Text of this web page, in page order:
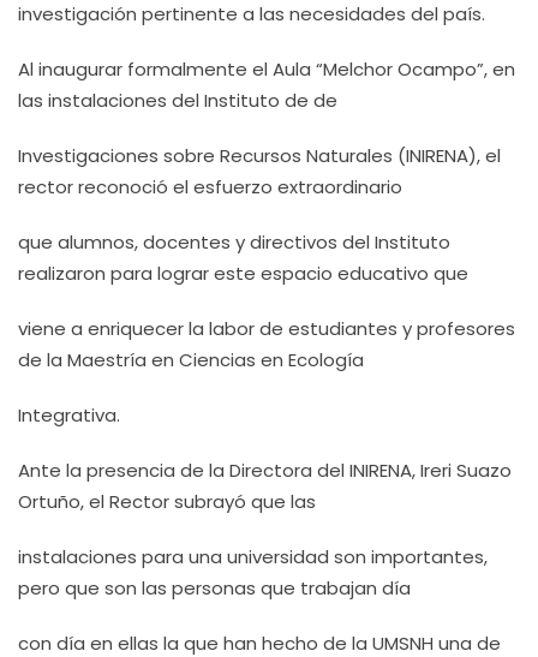
investigación pertinente a las necesidades del país.
Al inaugurar formalmente el Aula “Melchor Ocampo”, en
las instalaciones del Instituto de de
Investigaciones sobre Recursos Naturales (INIRENA), el
rector reconoció el esfuerzo extraordinario
que alumnos, docentes y directivos del Instituto
realizaron para lograr este espacio educativo que
viene a enriquecer la labor de estudiantes y profesores
de la Maestría en Ciencias en Ecología
Integrativa.
Ante la presencia de la Directora del INIRENA, Ireri Suazo
Ortuño, el Rector subrayó que las
instalaciones para una universidad son importantes,
pero que son las personas que trabajan día
con día en ellas la que han hecho de la UMSNH una de